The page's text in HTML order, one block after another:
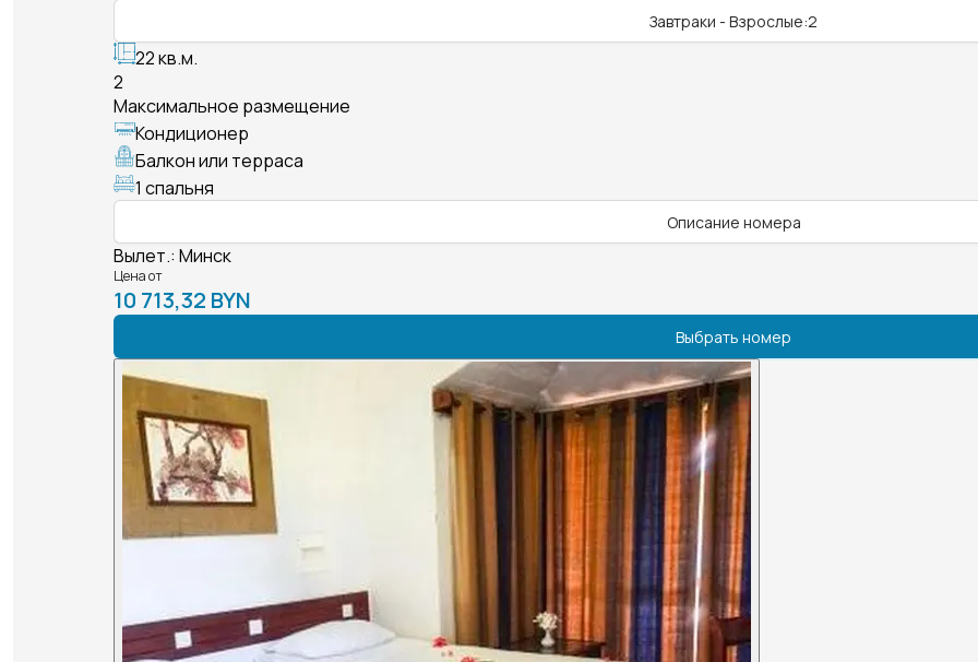
Завтраки - Взрослые:2
22 кв.м.
2
Максимальное размещение
Кондиционер
Балкон или терраса
1 спальня
Описание номера
Вылет.: Минск
Цена от
10 713,32 BYN
Выбрать номер